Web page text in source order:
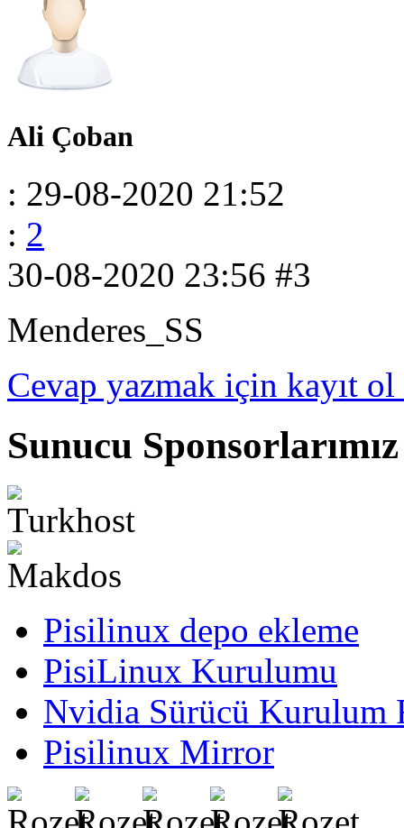
Ali Çoban
: 29-08-2020 21:52
: 2
30-08-2020 23:56 #3
Menderes_SS
Cevap yazmak için kayıt
Sunucu Sponsorlarımız
Pisilinux depo ekleme
PisiLinux Kurulumu
Nvidia Sürücü Kurulum
Pisilinux Mirror